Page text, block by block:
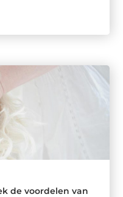
de voordelen van